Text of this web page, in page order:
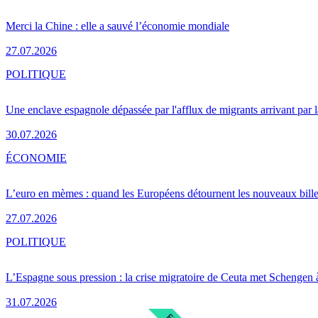
Merci la Chine : elle a sauvé l’économie mondiale
27.07.2026
Une enclave espagnole dépassée par l'afflux de migrants arrivant par
30.07.2026
POLITIQUE
L’euro en mèmes : quand les Européens détournent les nouveaux
27.07.2026
ÉCONOMIE
L’Espagne sous pression : la crise migratoire de Ceuta met Schengen
31.07.2026
POLITIQUE